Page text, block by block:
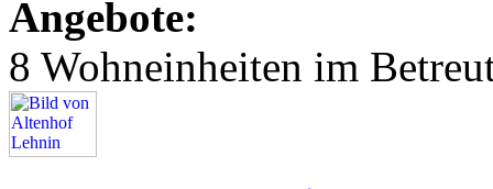
Angebote:
8 Wohneinheiten im